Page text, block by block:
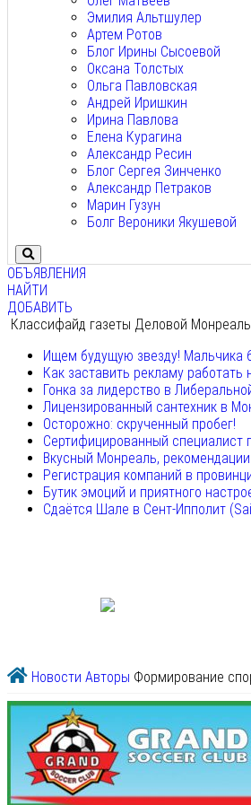
Эмилия Альтшулер
Артем Ротов
Блог Ирины Сысоевой
Оксана Толстых
Ольга Павловская
Андрей Иришкин
Ирина Павлова
Елена Курагина
Александр Ресин
Блог Сергея Зинченко
Александр Петраков
Марин Гузун
Болг Вероники Якушевой
ОБЪЯВЛЕНИЯ
НАЙТИ
ДОБАВИТЬ
Классифайд газеты Деловой Монреаль
Ищем будущую звезду! Мальчика
Как заставить рекламу работать
Гонка за лидерство в
Лицензированный сантехник в
Осторожно: скрученный пробег!
Сертифицированный специалист
Вкусный Монреаль,
Регистрация компаний в
Бутик эмоций и приятного
Сдаётся Шале в Сент-Ипполит
Новости Авторы Формирование